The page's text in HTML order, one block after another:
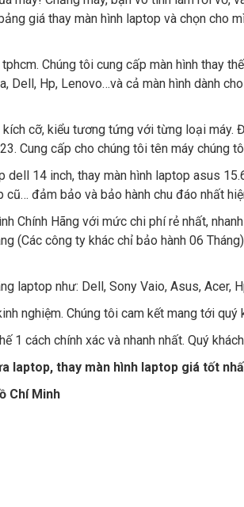
giá thay màn hình laptop và chọn cho
Chúng tôi cung cấp màn hình thay
Dell, Hp, Lenovo…và cả màn hình dành
cỡ, kiểu tương tứng với từng loại
Cung cấp cho chúng tôi tên máy chúng
14 inch, thay màn hình laptop asus
đảm bảo và bảo hành chu đáo nhất
Chính Hãng với mức chi phí rẻ nhất,
công ty khác chỉ bảo hành 06
laptop như: Dell, Sony Vaio, Asus, Acer,
nghiệm. Chúng tôi cam kết mang tới quý
1 cách chính xác và nhanh nhất. Quý
laptop, thay màn hình laptop giá tốt
Chí Minh